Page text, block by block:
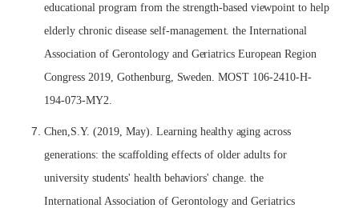
educational program from the strength-based viewpointto help
elderlychronic disease self-management.the International
Association of Gerontology and GeriatricsEuropean Region
Congress 2019, Gothenburg, Sweden.MOST 106-2410-H-
194-073-MY2.
Chen,S. Y. (2019, May) Learning healthy agingacross
generations: the scaffoldingeffects of older adults for
university students' health behaviors'change .the
International Association of Gerontologyand Geriatrics